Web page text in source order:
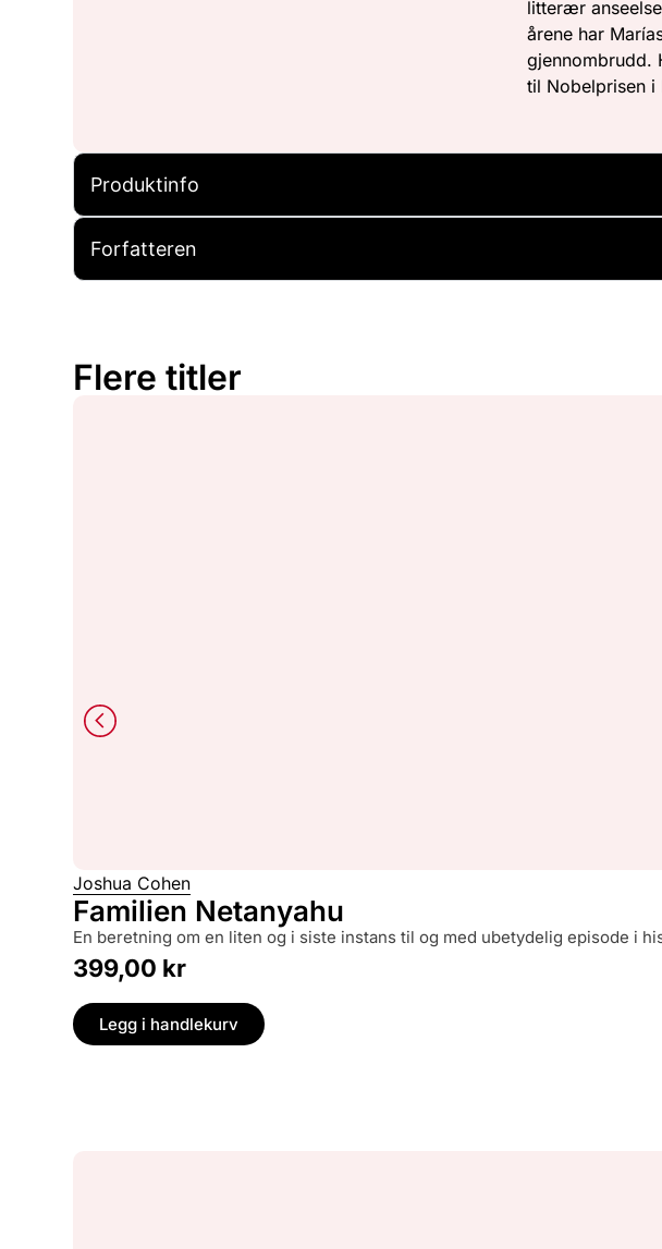
litterær
årene har
gjennombrudd.
til Nobelprisen i
Produktinfo
Forfatteren
Flere titler
Joshua Cohen
Familien Netanyahu
en beretning om en liten og i siste instans til og med ubetydelig episode i
399,00 kr
Legg i handlekurv